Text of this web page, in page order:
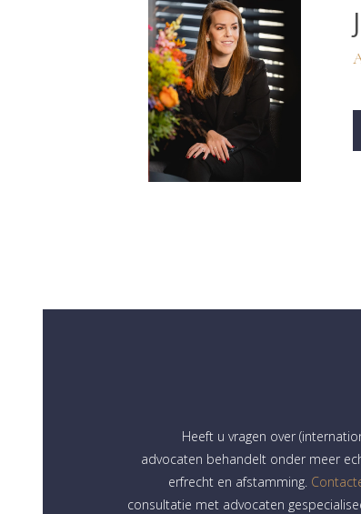
Heeft u vragen over
advocaten behandelt onder meer
erfrecht en afstamming.
consultatie met advocaten